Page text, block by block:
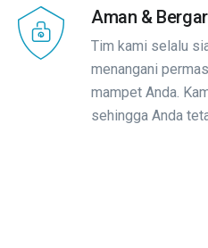
Aman &
Tim kami selalu
menangani
mampet Anda.
sehingga Anda